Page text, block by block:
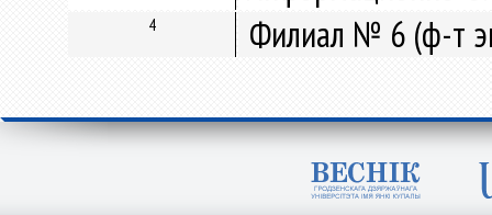
4 Филиал № 6 (ф-т